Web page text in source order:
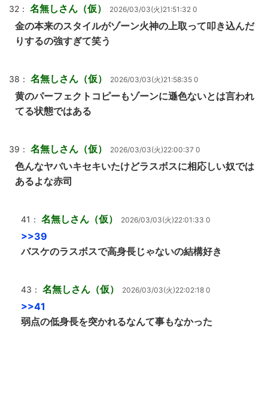
32： 名無しさん（仮） 2026/03/03(火)21:51:32 0
金の本来のスタイルがゾーン火神の上取って叩き込んだ
りするの強すぎて笑う
38： 名無しさん（仮） 2026/03/03(火)21:58:35 0
黄のパーフェクトコピーもゾーンに遜色ないとは言われ
てる状態ではある
39： 名無しさん（仮） 2026/03/03(火)22:00:37 0
色んなヤバいキセキいたけどラスボスに相応しい奴では
あるよな赤司
41： 名無しさん（仮） 2026/03/03(火)22:01:33 0
>>39
バスケのラスボスで高身長じゃないの結構好き
43： 名無しさん（仮） 2026/03/03(火)22:02:18 0
>>41
弱点の低身長を突かれるなんて事もなかった